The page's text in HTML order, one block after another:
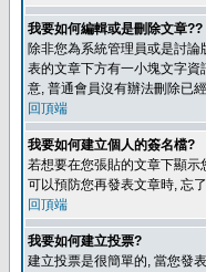
我要如何編輯或是刪除文章??
除非您為系統管理員或是討
表的文章下方有一小塊文字
意, 普通會員沒有辦法刪除已
回頂端
我要如何建立個人的簽名檔?
若想要在您張貼的文章下顯示
可以預防您再發表文章時, 忘
回頂端
我要如何建立投票?
建立投票是很簡單的, 當您發